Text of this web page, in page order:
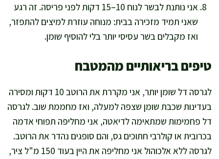
אני נותנת לבשר לנוח 10–15 דקות לפני פריסה. זה רגע
שאני תמיד מזכירה בבית: מנוחה עוזרת למיצים להתפזר,
ואז מקבלים בשר עסיסי יותר בלי להוסיף שומן.
טיפים בריאותיים מהמטבח
לגרסה דל שומן יותר, אני מקררת את הרוטב 10 דקות ומסירה
בעדינות שכבת שומן שצפה למעלה, ואז מחממת שוב. לגרסה
דל פחמימות שמתאימה לדיאטה, אני מחליפה תפוחי אדמה
בכרובית או קולרבי חתוכים גס, והם סופגים נהדר את הרוטב.
לגרסה ללא אלכוהול אני מחליפה את היין בעוד 150 מ"ל ציר,